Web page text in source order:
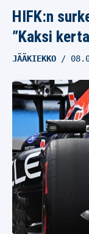
HIFK:n
”Kaksi
JÄÄKIEKKO